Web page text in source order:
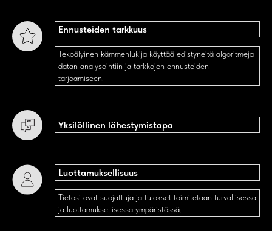
Ennusteiden tarkkuus
Tekoälyinen kämmenlukija käyttää edistyneitä algoritmeja
datan analysointiin ja tarkkojen ennusteiden
tarjoamiseen.
Yksilöllinen lähestymistapa
Luottamuksellisuus
Tietosi ovat suojattuja ja tulokset toimitetaan turvallisessa
ja luottamuksellisessa ympäristössä.